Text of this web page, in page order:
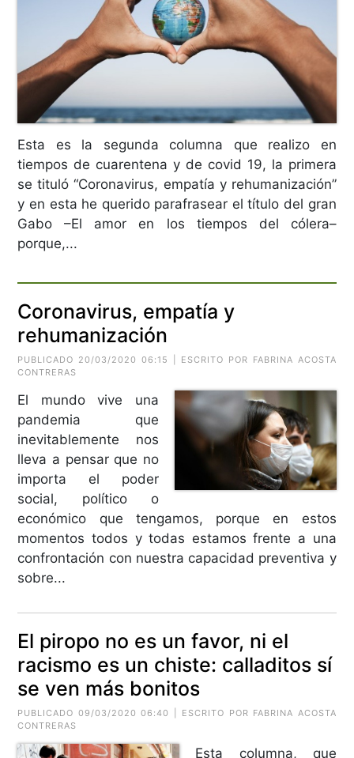
Esta es la segunda columna que realizo en
tiempos de cuarentena y de covid 19, la primera
se tituló “Coronavirus, empatía y rehumanización”
y en esta he querido parafrasear el título del gran
Gabo –El amor en los tiempos del cólera–
porque,...
Coronavirus, empatía y
rehumanización
PUBLICADO 20/03/2020 06:15 | ESCRITO POR FABRINA ACOSTA
CONTRERAS
El mundo vive una
pandemia que
inevitablemente nos
lleva a pensar que no
importa el poder
social, político o
económico que tengamos, porque en estos
momentos todos y todas estamos frente a una
confrontación con nuestra capacidad preventiva y
sobre...
El piropo no es un favor, ni el
racismo es un chiste: calladitos sí
se ven más bonitos
PUBLICADO 09/03/2020 06:40 | ESCRITO POR FABRINA ACOSTA
CONTRERAS
Esta columna, que